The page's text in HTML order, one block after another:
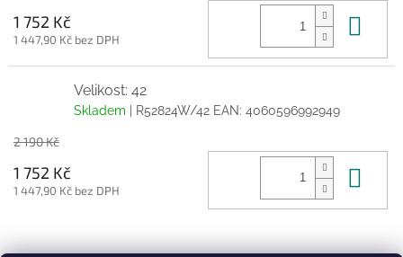
1 752 Kč
1 447,90 Kč bez DPH
Velikost: 42
Skladem | R52824W/42 EAN: 4060596992949
2 190 Kč
1 752 Kč
1 447,90 Kč bez DPH